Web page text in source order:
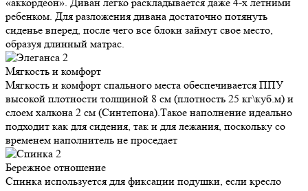
ребенком. Для разложения дивана достаточно потянуть
сиденье вперед, после чего все блоки займут свое место,
образуя длинный матрас.
Мягкость и комфорт
Мягкость и комфорт спального места обеспечивается ППУ
высокой плотности толщиной 8 см (плотность 25 кг\куб.м) и
слоем халкона 2 см (Синтепона).Такое наполнение идеально
подходит как для сидения, так и для лежания, поскольку со
временем наполнитель не проседает
Бережное отношение
Спинка используется для фиксации подушки, если кресло